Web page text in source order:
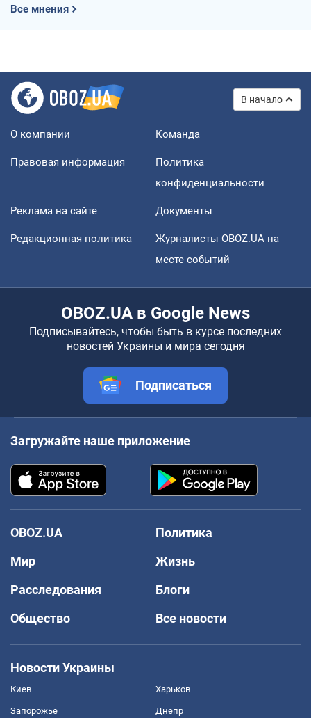
Все мнения
В начало
О компании Команда
Правовая информация
Политика
конфиденциальности
Реклама на сайте Документы
Редакционная политика
Журналисты OBOZ.UA на
месте событий
OBOZ.UA в Google News
Подписывайтесь, чтобы быть в курсе последних
новостей Украины и мира сегодня
Подписаться
Загружайте наше приложение
OBOZ.UA
Политика
Мир
Жизнь
Расследования
Блоги
Общество
Все новости
Новости Украины
Киев Харьков
Запорожье Днепр